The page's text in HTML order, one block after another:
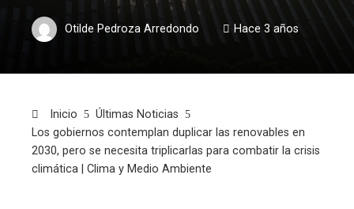
Otilde Pedroza Arredondo Hace 3 años
Inicio
Últimas Noticias
Los gobiernos contemplan duplicar las renovables en
2030, pero se necesita triplicarlas para combatir la crisis
climática | Clima y Medio Ambiente